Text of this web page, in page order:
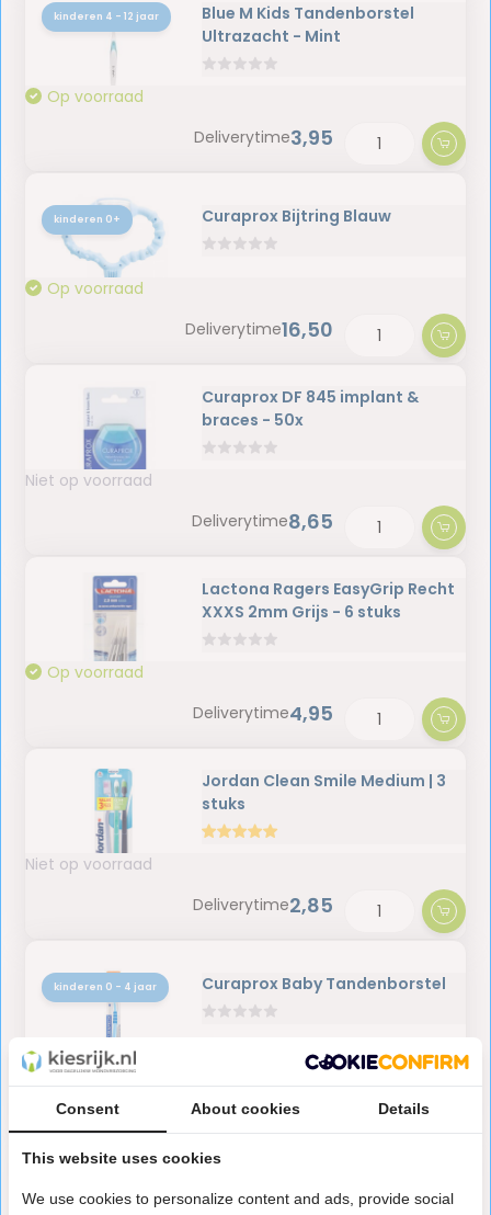
kinderen 4 - 12 jaar
Blue M Kids Tandenborstel
Ultrazacht - Mint
Op voorraad
Deliverytime3,95
kinderen 0+ Curaprox Bijtring Blauw
Op voorraad
Deliverytime16,50
Curaprox DF 845 implant &
braces - 50x
Niet op voorraad
Deliverytime8,65
Lactona Ragers EasyGrip Recht
XXXS 2mm Grijs - 6 stuks
Op voorraad
Deliverytime4,95
Jordan Clean Smile Medium | 3
stuks
Niet op voorraad
Deliverytime2,85
kinderen 0 - 4 jaar Curaprox Baby Tandenborstel
Niet op voorraad
GUM Proxabrush Classic 0.9mm
Consent About cookies Details
This website uses cookies
We use cookies to personalize content and ads, provide social